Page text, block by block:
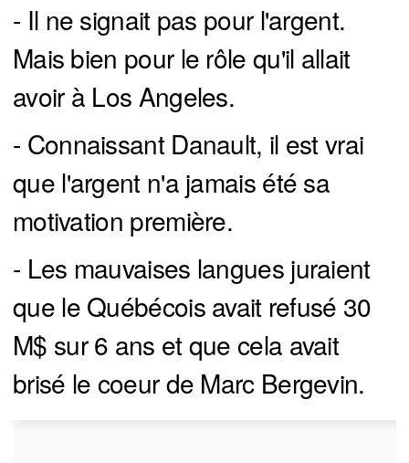
- Il ne signait pas pour l'argent.
Mais bien pour le rôle qu'il allait
avoir à Los Angeles.
- Connaissant Danault, il est vrai
que l'argent n'a jamais été sa
motivation première.
- Les mauvaises langues juraient
que le Québécois avait refusé 30
M$ sur 6 ans et que cela avait
brisé le coeur de Marc Bergevin.